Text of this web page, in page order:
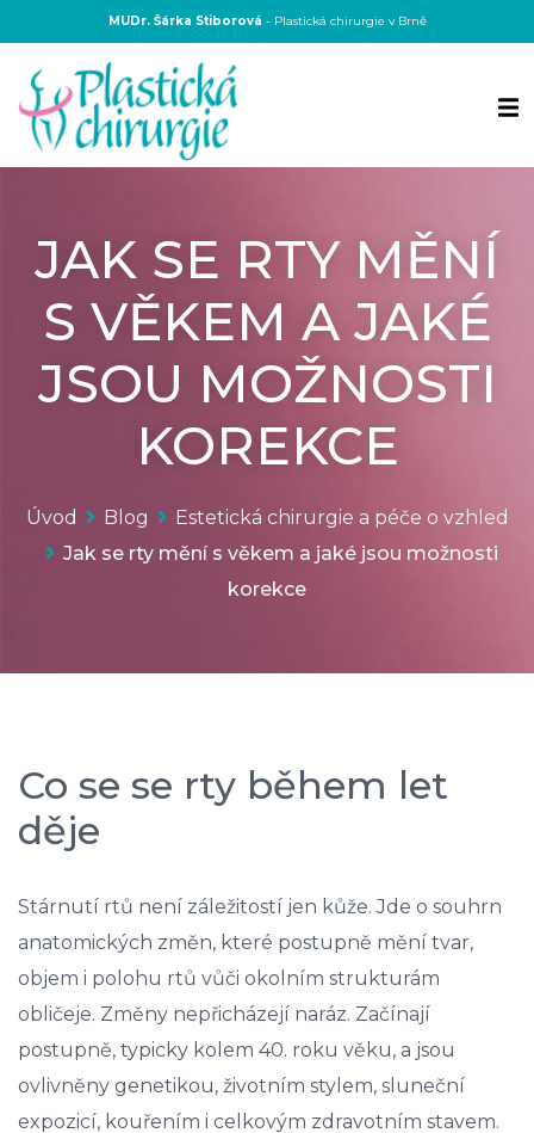
MUDr. Šárka Stiborová - Plastická chirurgie v Brně
JAK SE RTY MĚNÍ
S VĚKEM A JAKÉ
JSOU MOŽNOSTI
KOREKCE
Úvod Blog
Estetická chirurgie a péče o vzhled
Jak se rty mění s věkem a jaké jsou možnosti
korekce
Co se se rty během let
děje
Stárnutí rtů není záležitostí jen kůže. Jde o souhrn
anatomických změn, které postupně mění tvar,
objem i polohu rtů vůči okolním strukturám
obličeje. Změny nepřicházejí naráz. Začínají
postupně, typicky kolem 40. roku věku, a jsou
ovlivněny genetikou, životním stylem, sluneční
expozicí, kouřením i celkovým zdravotním stavem.